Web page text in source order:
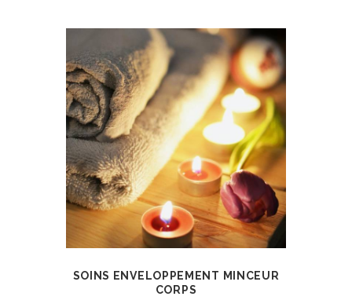
VIEW SELECT OPTIONS
SOINS ENVELOPPEMENT MINCEUR
CORPS